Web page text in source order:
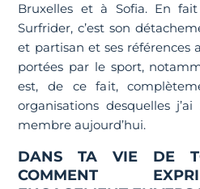
Bruxelles et à Sofia. En
Surfrider, c’est son
et partisan et ses références
portées par le sport,
est, de ce fait,
organisations desquelles
membre aujourd’hui.
DANS TA VIE DE
COMMENT